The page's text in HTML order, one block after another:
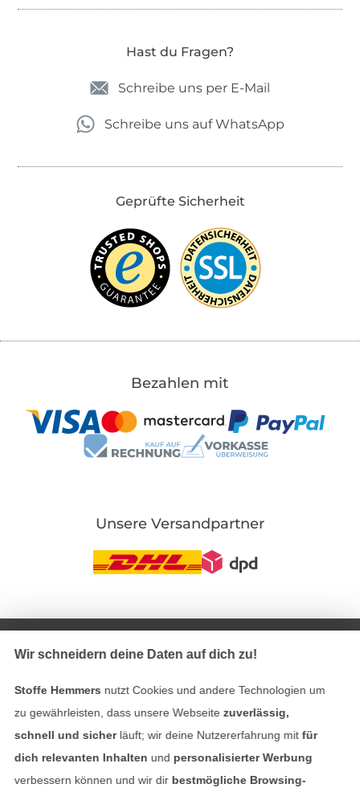
Hast du Fragen?
Schreibe uns per E-Mail
Schreibe uns auf WhatsApp
Geprüfte Sicherheit
Bezahlen mit
Unsere Versandpartner
AGB
Datenschutz
Widerrufsrecht
In den deutschen Shop wechseln (aktuell
Wir schneidern deine Daten auf dich zu!
Stoffe Hemmers nutzt Cookies und andere Technologien um
zu gewährleisten, dass unsere Webseite zuverlässig,
schnell und sicherläuft; wir deine Nutzererfahrung mitfür
dich relevanten Inhalten und personalisierter Werbung
verbessern können und wir dir bestmögliche Browsing-